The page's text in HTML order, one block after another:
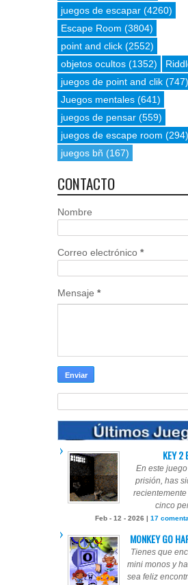
juegos de escapar (4260)
Escape Room (3804)
point and click (2552)
objetos ocultos (1352)
juegos de point and clik (747)
Juegos mentales (641)
juegos de pensar (559)
juegos de escape room (294)
juegos bñ (167)
CONTACTO
Nombre
Correo electrónico *
Mensaje *
KEY 2
En este
prisión, has
cinco
Feb - 12 - 2026 | 17
MONKEY GO
Tienes que
mini monos y
sea feliz